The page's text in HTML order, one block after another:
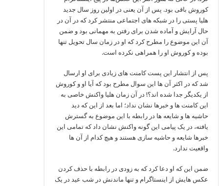
کوروش باقی بود. پس از آن یعنی در اولین روز سال جدید
هلیا پستی را در شبکه ‌های اجتماعی منتشر کرد که در آن در
حال آرایش و آماده شدن برای رفتن به مهمانی بود و ضمن
آن این موضوع را مطرح کرد که او در زمان سال تحویل تنها
بوده و کوروش او را همراهی نکرده است.
پس از انتشار این پست کامنت‌ های زیادی برای او ارسال
شد که در اکثر آن ها این سوال مطرح بود که آیا او و کوروش
از یکدیگر جدا شده‌ اند؟! در آن زمان هلیا واکنش خاصی به
این کامنت ‌ها و خبرها نشان نداد؛ اما بعد از این که دید
حاشیه ‌ها و شایعه‌ ها در رابطه با این موضوع به گسترش
یافته‌، در یک پیامی این گونه واکنش نشان داد که تمامی این
خبرها شایعه و حاشیه سازی هستند و هیچ کدام از آن ها
واقعیت ندارد.
ضمن این که او دعا کرد که به زودی در رابطه با حذف کردن
عکس‌ هایش از اینستاگرام و تنها ماندنش در شب عید در یک